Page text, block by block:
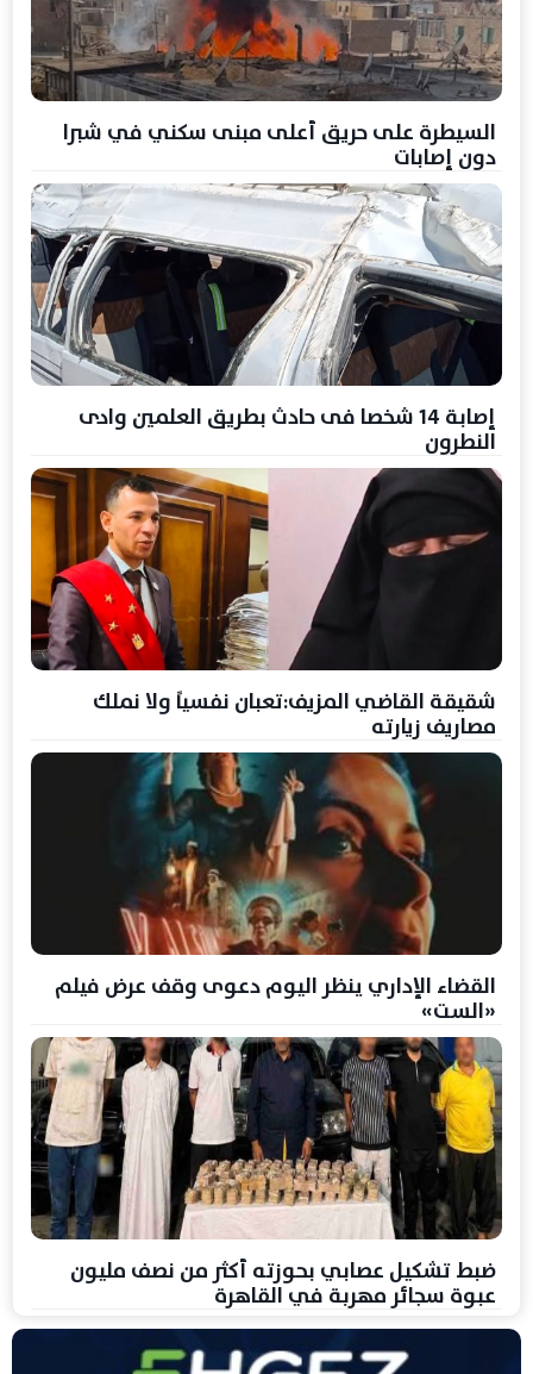
السيطرة على حريق أعلى مبنى سكني في شبرا
دون إصابات
إصابة 14 شخصا فى حادث بطريق العلمين وادى
النطرون
شقيقة القاضي المزيف:تعبان نفسياً ولا نملك
مصاريف زيارته
القضاء الإداري ينظر اليوم دعوى وقف عرض فيلم
«الست»
ضبط تشكيل عصابي بحوزته أكثر من نصف مليون
عبوة سجائر مهربة في القاهرة